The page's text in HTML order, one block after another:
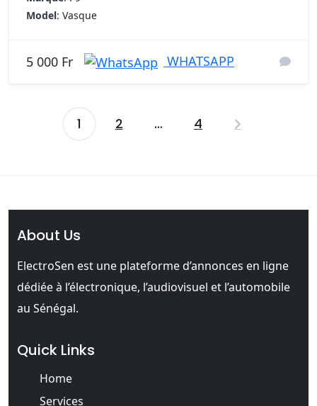
Model: Vasque
5 000 Fr WHATSAPP
Pagination
1 2 … 4
About Us
ElectroSen est une plateforme d’annonces en ligne
dédiée à l’électronique, l’audiovisuel et l’automobile
au Sénégal.
Quick Links
Home
Services